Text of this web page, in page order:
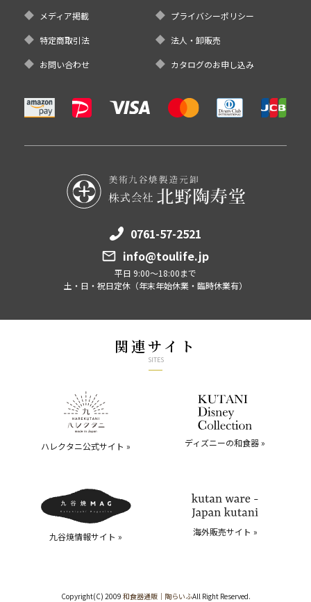
メディア掲載 プライバシーポリシー
特定商取引法 法人・卸販売
お問い合わせ カタログのお申し込み
0761-57-2521
info@toulife.jp
平日 9:00～18:00まで
土・日・祝日定休（年末年始休業・臨時休業有）
関連サイト
SITES
ハレクタニ公式サイト » ディズニーの和食器 »
九谷焼情報サイト » 海外販売サイト »
Copyright(C) 2009 和食器通販｜陶らいふAll Right Reserved.